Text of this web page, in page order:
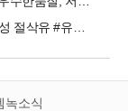
녹소식